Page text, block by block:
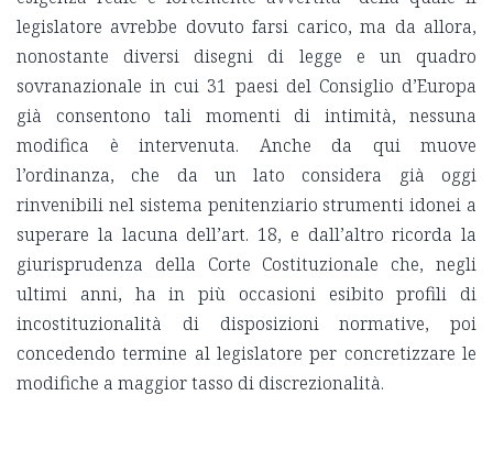
legislatore avrebbe dovuto farsi carico, ma da allora,
nonostante diversi disegni di legge e un quadro
sovranazionale in cui 31 paesi del Consiglio d’Europa
già consentono tali momenti di intimità, nessuna
modifica è intervenuta. Anche da qui muove
l’ordinanza, che da un lato considera già oggi
rinvenibili nel sistema penitenziario strumenti idonei a
superare la lacuna dell’art. 18, e dall’altro ricorda la
giurisprudenza della Corte Costituzionale che, negli
ultimi anni, ha in più occasioni esibito profili di
incostituzionalità di disposizioni normative, poi
concedendo termine al legislatore per concretizzare le
modifiche a maggior tasso di discrezionalità.